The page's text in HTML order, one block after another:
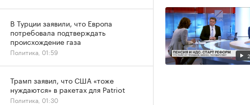
В Турции заявили, что Европа
потребовала подтверждать
происхождение газа
Политика, 01:59
Трамп заявил, что США «тоже
нуждаются» в ракетах для Patriot
Политика, 01:30